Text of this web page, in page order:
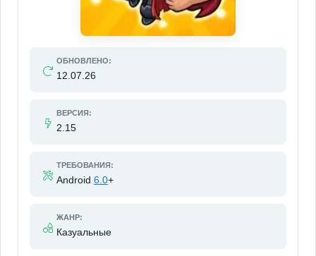
ОБНОВЛЕНО:
12.07.26
ВЕРСИЯ:
2.15
ТРЕБОВАНИЯ:
Android 6.0+
ЖАНР:
Казуальные